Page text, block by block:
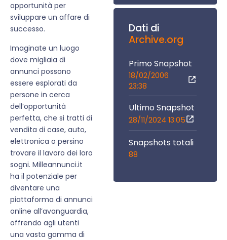
opportunità per
sviluppare un affare di
successo.
Imaginate un luogo
dove migliaia di
annunci possono
essere esplorati da
persone in cerca
dell’opportunità
perfetta, che si tratti di
vendita di case, auto,
elettronica o persino
trovare il lavoro dei loro
sogni. Milleannunci.it
ha il potenziale per
diventare una
piattaforma di annunci
online all’avanguardia,
offrendo agli utenti
una vasta gamma di
Dati di
Archive.org
Primo Snapshot
18/02/2006
23:38
Ultimo Snapshot
28/11/2024 13:05
Snapshots totali
88